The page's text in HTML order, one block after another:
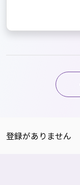
登録がありません